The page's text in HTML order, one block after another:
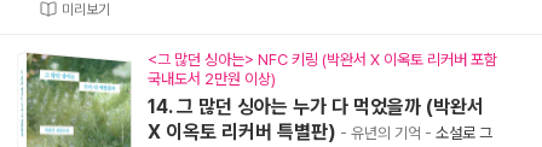
미리보기
<그 많던 싱아는> NFC 키링 (박완서 X 이옥토 리커버 포함
국내도서 2만원 이상)
14. 그 많던 싱아는 누가 다 먹었을까 (박완서
X 이옥토 리커버 특별판) - 유년의 기억 - 소설로 그